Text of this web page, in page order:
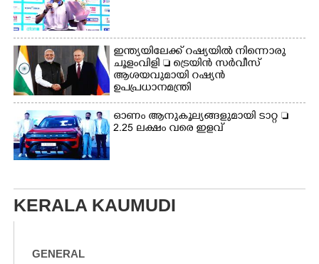
ഇന്ത്യയിലേക്ക് റഷ്യയിൽ നിന്നൊരു
ചൂളംവിളി  ട്രെയിൻ സർവീസ്
ആശയവുമായി റഷ്യൻ
ഉപപ്രധാനമന്ത്രി
ഓണം ആനുകൂല്യങ്ങളുമായി ടാറ്റ 
2.25 ലക്ഷം വരെ ഇളവ്
KERALA KAUMUDI
GENERAL